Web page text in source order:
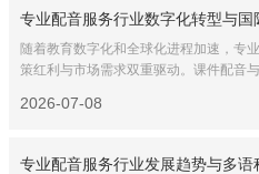
专业配音服务行业数字化转型与国
随着教育数字化和全球化进程加速，专
策红利与市场需求双重驱动。课件配音与
2026-07-08
专业配音服务行业发展趋势与多语